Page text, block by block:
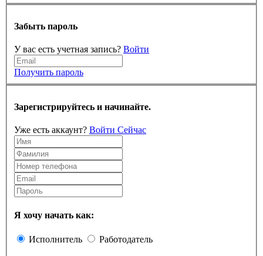
Забыть пароль
У вас есть учетная запись? Войти
Получить пароль
Зарегистрируйтесь и начинайте.
Уже есть аккаунт? Войти Сейчас
Я хочу начать как:
Исполнитель Работодатель